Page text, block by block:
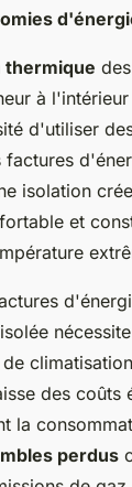
thermique
à
d'utiliser
isolation
et
des coûts
la
perdus